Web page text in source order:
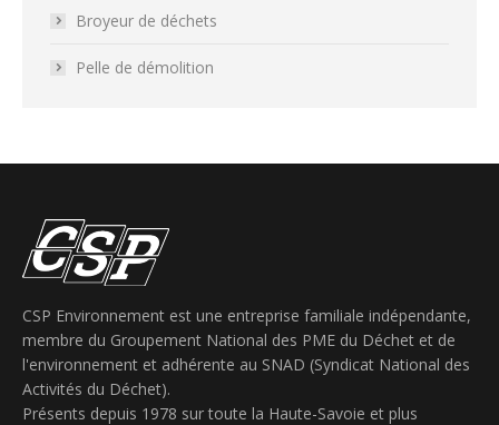
Broyeur de déchets
Pelle de démolition
CSP Environnement est une entreprise familiale indépendante,
membre du Groupement National des PME du Déchet et de
l'environnement et adhérente au SNAD (Syndicat National des
Activités du Déchet).
Présents depuis 1978 sur toute la Haute-Savoie et plus